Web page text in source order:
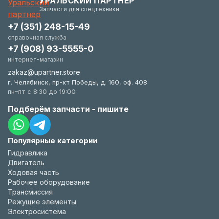
удобстве.Запчасти для спецтехники
Популярные категории
Гидравлика
Двигатель
Ходовая часть
Рабочее оборудование
Трансмиссия
Режущие элементы
Электросистема
+7 (351) 248-15-49
справочная служба
+7 (908) 93-5555-0
интернет-магазин
zakaz@upartner.store
г. Челябинск, пр-кт Победы, д. 160, оф. 408
пн–пт с 8:30 до 19:00
Подберём запчасти - пишите